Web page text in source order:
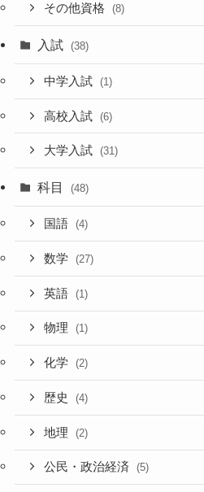
その他資格 (8)
入試 (38)
中学入試 (1)
高校入試 (6)
大学入試 (31)
科目 (48)
国語 (4)
数学 (27)
英語 (1)
物理 (1)
化学 (2)
歴史 (4)
地理 (2)
公民・政治経済 (5)